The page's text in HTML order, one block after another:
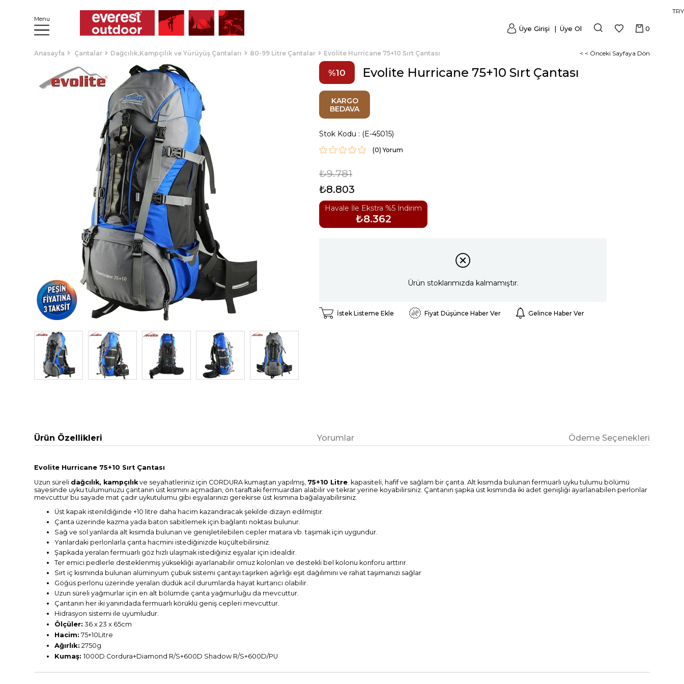
Menu
TRY
0
Üye Girişi Üye Ol
Anasayfa Çantalar Dağcılık,Kampçılık ve Yürüyüş Çantaları 80-99 Litre Çantalar Evolite Hurricane 75+10 Sırt Çantası < < Önceki Sayfaya Dön
10 Evolite Hurricane 75+10 Sırt Çantası
KARGO
BEDAVA
Stok Kodu (E-45015)
(0)
₺9.781
₺8.803
Havale İle Ekstra %5 İndirim
₺8.362
Ürün stoklarımızda kalmamıştır.
İstek Listeme Ekle Fiyat Düşünce Haber Ver Gelince Haber Ver
Ürün Özellikleri Yorumlar Ödeme Seçenekleri
Evolite Hurricane 75+10 Sırt Çantası
Uzun süreli dağcılık, kampçılık ve seyahatleriniz için CORDURA kumaştan yapılmış, 75+10 Litre . kapasiteli, hafif ve sağlam bir çanta. Alt kısımda bulunan fermuarlı uyku tulumu bölümü
sayesinde uyku tulumunuzu çantanın üst kısmını açmadan, ön taraftaki fermuardan alabilir ve tekrar yerine koyabilirsiniz. Çantanın şapka üst kısmında iki adet genişliği ayarlanabilen perlonlar
mevcuttur bu sayade mat çadır uykutulumu gibi eşyalarınızı gerekirse üst kısmına bağalayabilirsiniz.
Üst kapak istenildiğinde +10 litre daha hacim kazandıracak şekilde dizayn edilmiştir.
Çanta üzerinde kazma yada baton sabitlemek için bağlantı noktası bulunur.
Sağ ve sol yanlarda alt kısımda bulunan ve genişletilebilen cepler matara vb. taşımak için uygundur.
Yanlardaki perlonlarla çanta hacmini istediğinizde küçültebilirsiniz.
Şapkada yeralan fermuarlı göz hızlı ulaşmak istediğiniz eşyalar için idealdir.
Ter emici pedlerle desteklenmiş yüksekliği ayarlanabilir omuz kolonları ve destekli bel kolonu konforu arttırır.
Sırt iç kısmında bulunan alüminyum çubuk sistemi çantayı taşırken ağırlığı eşit dağılımını ve rahat taşımanızı sağlar
Göğüs perlonu üzerinde yeralan düdük acil durumlarda hayat kurtarıcı olabilir.
Uzun süreli yağmurlar için en alt bölümde çanta yağmurluğu da mevcuttur.
Çantanın her iki yanındada fermuarlı körüklü geniş cepleri mevcuttur.
Hidrasyon sistemi ile uyumludur.
Ölçüler: 36 x 23 x 65cm
Hacim: 75+10Litre
Ağırlık: 2750g
Kumaş:1000D Cordura+Diamond R/S+600D Shadow R/S+600D/PU